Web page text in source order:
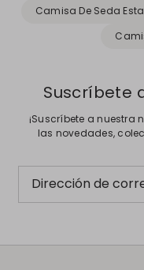
Camisa De Seda
Suscríbete
¡Suscríbete a nuestra
las novedades,
Dirección de